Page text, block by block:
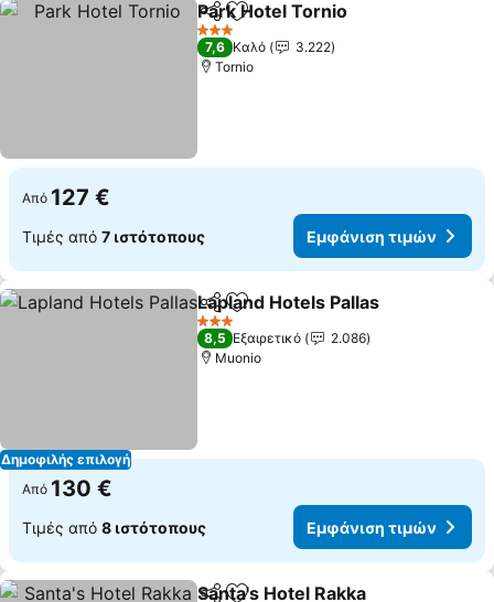
Κοινοποίηση
Προσθήκη στα αγαπημένα
Park Hotel Tornio
3 Αστέρια
7,6 Καλό
3.222
Tornio
Από 127 €
Τιμές από 7 ιστότοπους Εμφάνιση τιμών
Δημοφιλής επιλογή
Κοινοποίηση
Προσθήκη στα αγαπημένα
Lapland Hotels Pallas
3 Αστέρια
8,5 Εξαιρετικό
2.086
Muonio
Από 130 €
Τιμές από 8 ιστότοπους Εμφάνιση τιμών
Santa's Hotel Rakka